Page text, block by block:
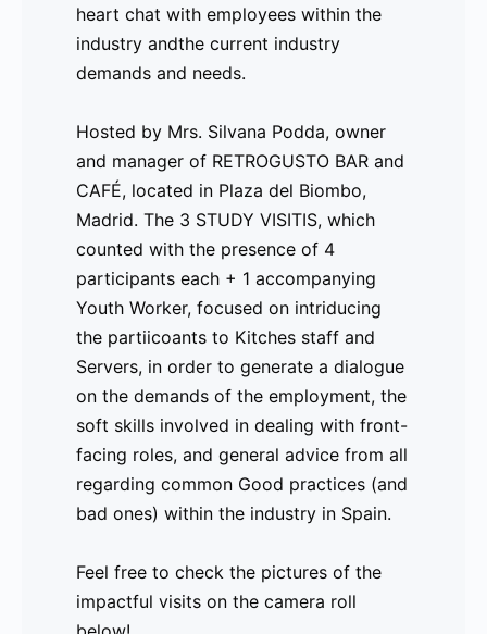
heart chat with employees within the
industry andthe current industry
demands and needs.
Hosted by Mrs. Silvana Podda, owner
and manager of RETROGUSTO BAR and
CAFÉ, located in Plaza del Biombo,
Madrid. The 3 STUDY VISITIS, which
counted with the presence of 4
participants each + 1 accompanying
Youth Worker, focused on intriducing
the partiicoants to Kitches staff and
Servers, in order to generate a dialogue
on the demands of the employment, the
soft skills involved in dealing with front-
facing roles, and general advice from all
regarding common Good practices (and
bad ones) within the industry in Spain.
Feel free to check the pictures of the
impactful visits on the camera roll
Meets the EU)
Youth Workers en España para impartir la guía
en integración de actividades no-formales,
guerra en Ucrania.
¿Te interesa aprender metodologías nuevas
puede abrir a nuevas oportunidades?
nuestro listado y te incluiremos en el los talleres
-
-
-
-
-
-
-
-
-
Comunicado
de Prensa
2024 – 01
de
septiembre
Cursos de
idioma para
hostelero y
Marca
Desde el pasado
28 de agosto, la
plataforma de
aprendizaje de
Asociación Building
Bridges/YesEuropa,
YesEuropa
los cursos de
idioma para el
No dejes de
https://